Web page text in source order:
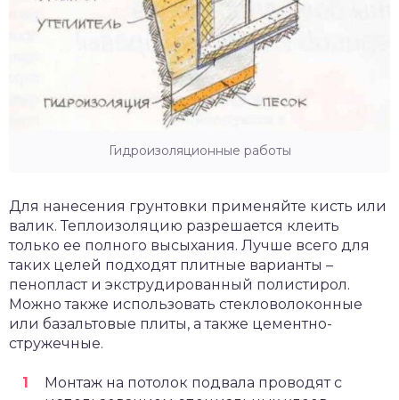
Гидроизоляционные работы
Для нанесения грунтовки применяйте кисть или
валик. Теплоизоляцию разрешается клеить
только ее полного высыхания. Лучше всего для
таких целей подходят плитные варианты –
пенопласт и экструдированный полистирол.
Можно также использовать стекловолоконные
или базальтовые плиты, а также цементно-
стружечные.
Монтаж на потолок подвала проводят с